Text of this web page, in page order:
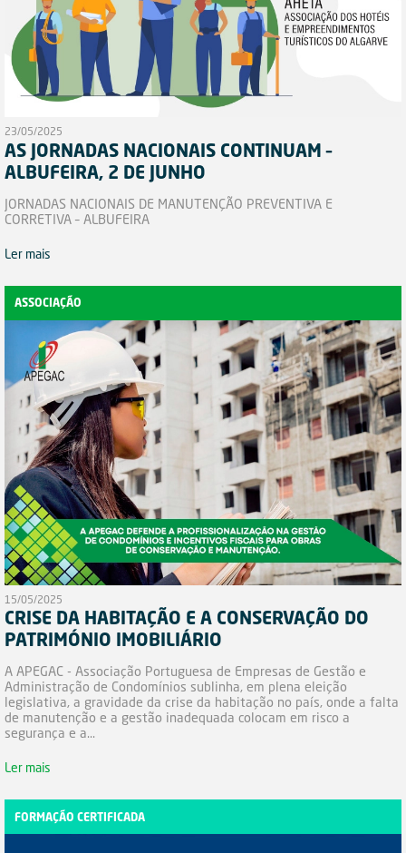
23/05/2025
AS JORNADAS NACIONAIS CONTINUAM –
ALBUFEIRA, 2 DE JUNHO
JORNADAS NACIONAIS DE MANUTENÇÃO PREVENTIVA E
CORRETIVA – ALBUFEIRA
Ler mais
ASSOCIAÇÃO
15/05/2025
CRISE DA HABITAÇÃO E A CONSERVAÇÃO DO
PATRIMÓNIO IMOBILIÁRIO
A APEGAC - Associação Portuguesa de Empresas de Gestão e
Administração de Condomínios sublinha, em plena eleição
legislativa, a gravidade da crise da habitação no país, onde a falta
de manutenção e a gestão inadequada colocam em risco a
segurança e a...
Ler mais
FORMAÇÃO CERTIFICADA